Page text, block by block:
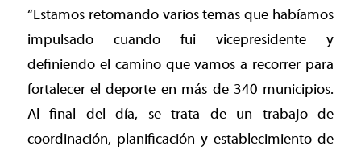
“Estamos retomando varios temas que habíamos
impulsado cuando fui vicepresidente y
definiendo el camino que vamos a recorrer para
fortalecer el deporte en más de 340 municipios.
Al final del día, se trata de un trabajo de
coordinación, planificación y establecimiento de